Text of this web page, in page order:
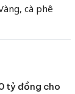
cà phê
tỷ đồng cho